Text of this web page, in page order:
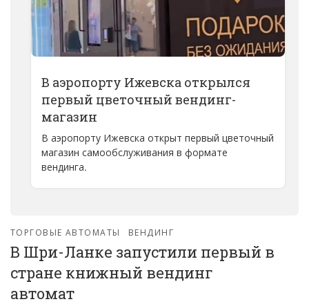
В аэропорту Ижевска открылся
первый цветочный вендинг-
магазин
В аэропорту Ижевска открыт первый цветочный
магазин самообслуживания в формате
вендинга.
ТОРГОВЫЕ АВТОМАТЫ ВЕНДИНГ
В Шри-Ланке запустили первый в
стране книжный вендинг
автомат